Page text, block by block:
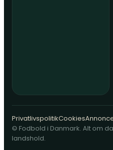
PrivatlivspolitikCookies
© Fodbold i Danmark. Alt om
landshold.